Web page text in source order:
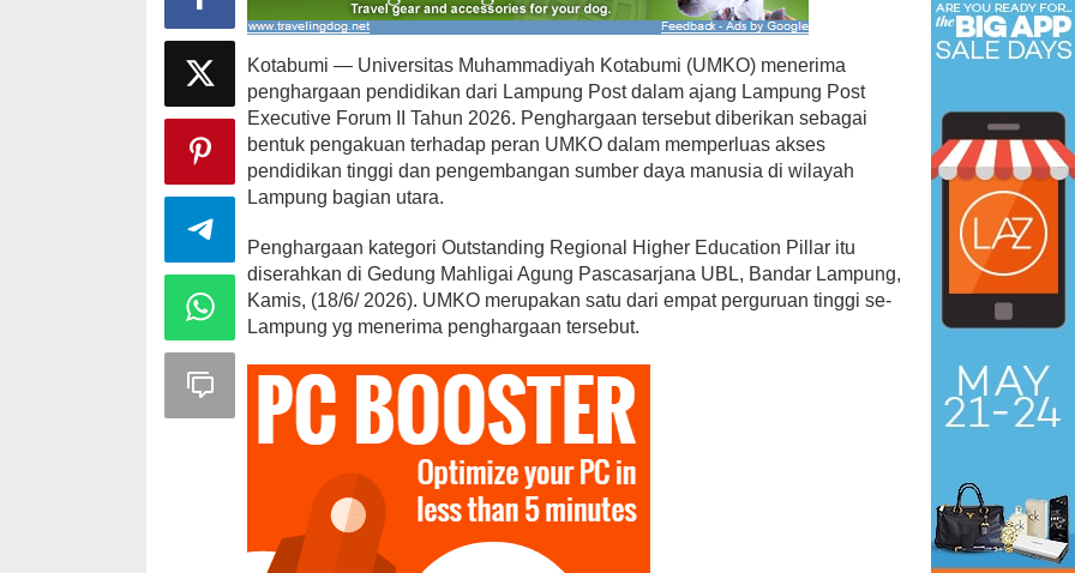
Kotabumi — Universitas Muhammadiyah Kotabumi (UMKO) menerima
penghargaan pendidikan dari Lampung Post dalam ajang Lampung Post
Executive Forum II Tahun 2026. Penghargaan tersebut diberikan sebagai
bentuk pengakuan terhadap peran UMKO dalam memperluas akses
pendidikan tinggi dan pengembangan sumber daya manusia di wilayah
Lampung bagian utara.
Penghargaan kategori Outstanding Regional Higher Education Pillar itu
diserahkan di Gedung Mahligai Agung Pascasarjana UBL, Bandar Lampung,
Kamis, (18/6/ 2026). UMKO merupakan satu dari empat perguruan tinggi se-
Lampung yg menerima penghargaan tersebut.
12 Kandidat Bersaing Dalam
Ajang Pemilihan Anggota BPD
Brekat
Di Daerah, Politik
PAN Kota Bandar Lampung
Bergerak Cepat, Ringankan
Beban Keluarga Korban
Kebakara…
Di Bandar Lampung, Duka, Politik Juli 11, 2026